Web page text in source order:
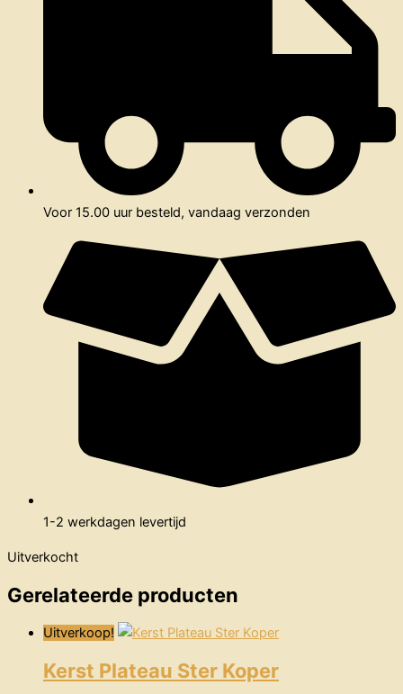
Voor 15.00 uur besteld, vandaag verzonden
1-2 werkdagen levertijd
Uitverkocht
Gerelateerde producten
Uitverkoop!
Kerst Plateau Ster Koper